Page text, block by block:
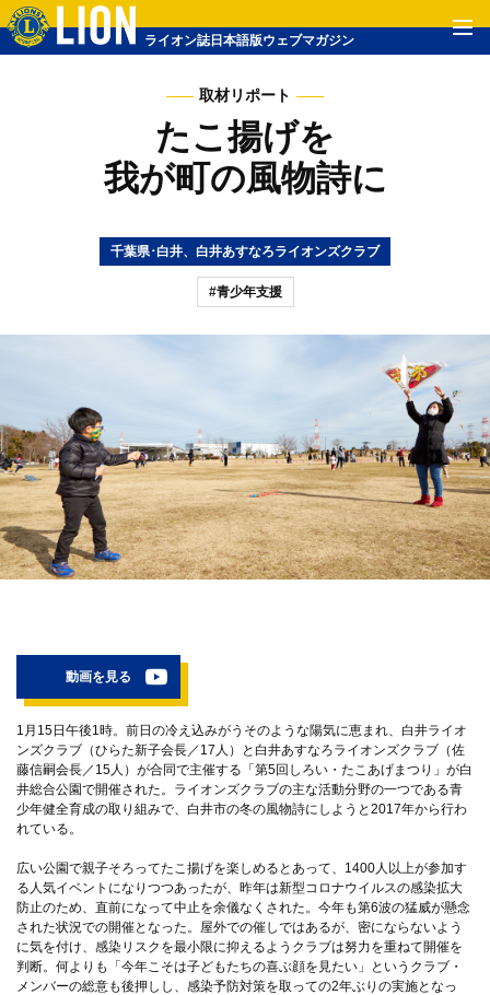
ライオン誌日本語版ウェブマガジン
取材リポート
たこ揚げを
我が町の風物詩に
千葉県･白井、白井あすなろライオンズクラブ
#青少年支援
動画を見る
1月15日午後1時。前日の冷え込みがうそのような陽気に恵まれ、白井ライオ
ンズクラブ（ひらた新子会長／17人）と白井あすなろライオンズクラブ（佐
藤信嗣会長／15人）が合同で主催する「第5回しろい・たこあげまつり」が白
井総合公園で開催された。ライオンズクラブの主な活動分野の一つである青
少年健全育成の取り組みで、白井市の冬の風物詩にしようと2017年から行わ
れている。
広い公園で親子そろってたこ揚げを楽しめるとあって、1400人以上が参加す
る人気イベントになりつつあったが、昨年は新型コロナウイルスの感染拡大
防止のため、直前になって中止を余儀なくされた。今年も第6波の猛威が懸念
された状況での開催となった。屋外での催しではあるが、密にならないよう
に気を付け、感染リスクを最小限に抑えるようクラブは努力を重ねて開催を
判断。何よりも「今年こそは子どもたちの喜ぶ顔を見たい」というクラブ・
メンバーの総意も後押しし、感染予防対策を取っての2年ぶりの実施となっ